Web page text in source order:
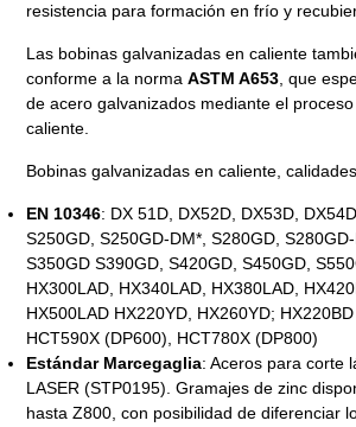
resistencia para formación en frío y
Las bobinas galvanizadas en caliente
conforme a la normaASTM A653 , que
de acero galvanizados mediante el
caliente.
Bobinas galvanizadas en caliente,
EN 10346: DX 51D, DX52D, DX53D,
S250GD, S250GD-DM*, S280GD,
S350GD S390GD, S420GD, S450GD,
HX300LAD, HX340LAD, HX380LAD,
HX500LAD HX220YD, HX260YD;
HCT590X (DP600), HCT780X (DP800)
Estándar Marcegaglia: Aceros para corte
LASER (STP0195). Gramajes de zinc
hasta Z800, con posibilidad de diferenciar